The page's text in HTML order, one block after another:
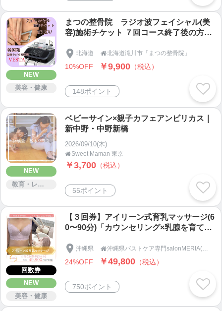
NEW
美容・健康
まつの整骨院 ラジオ波フェイシャル(美
容)施術チケット ７回コース終了後の方専
北海道 北海道滝川市「まつの整骨院」
10%OFF ￥9,900 （税込）
148ポイント
NEW
教育・レッスン・講習
ベビーサイン×親子カフェアンビリカス｜
新中野・中野新橋
2026/09/10(木)
Sweet Maman 東京
￥3,700 （税込）
55ポイント
回数券
NEW
美容・健康
【３回券】アイリーン式育乳マッサージ(6
0〜90分)「カウンセリング×乳腺を育てる
ィッティング×セルフケア」沖縄県宜野湾
市バストケア専門SalonMERIA(サロンメ
沖縄県 
24%OFF ￥49,800 （税込）
750ポイント